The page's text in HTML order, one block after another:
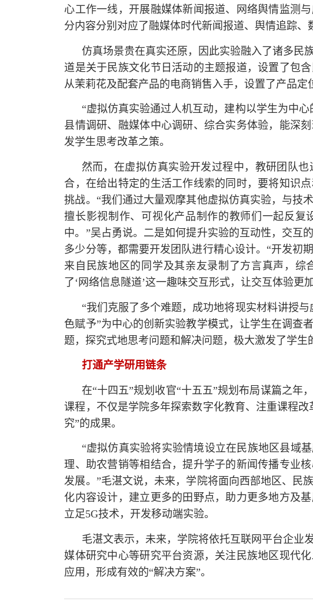
心工作一线，开展融媒体新闻报道、网络舆情监测
分内容分别对应了融媒体时代新闻报道、舆情追踪、
仿真场景贵在真实还原，因此实验融入了诸多民
道是关于民族文化节日活动的主题报道，设置了包
从茉莉花及配套产品的电商销售入手，设置了产品定
“虚拟仿真实验通过人机互动，建构以学生为中
县情调研、融媒体中心调研、综合实务体验，能深
发学生思考改革之策。
然而，在虚拟仿真实验开发过程中，教研团队
合，在给出特定的生活工作线索的同时，要将知识
挑战。“我们通过大量观摩其他虚拟仿真实验，与技
擅长影视制作、可视化产品制作的教师们一起反
中。”吴占勇说。二是如何提升实验的互动性，交互
多少分等，都需要开发团队进行精心设计。“开发初
来自民族地区的同学及其亲友录制了方言真声，
了‘网络信息隧道’这一趣味交互形式，让交互体验更
“我们克服了多个难题，成功地将现实材料讲授
色赋予”为中心的创新实验教学模式，让学生在调查
题，探究式地思考问题和解决问题，极大激发了学生
打通产学研用链条
在“十四五”规划收官“十五五”规划布局谋篇之年
课程，不仅是学院多年探索数字化教育、注重课程
究”的成果。
“虚拟仿真实验将实验情境设立在民族地区县域
理、助农营销等相结合，提升学子的新闻传播专业
发展。”毛湛文说，未来，学院将面向西部地区、民
化内容设计，建立更多的田野点，助力更多地方及
立足5G技术，开发移动端实验。
毛湛文表示，未来，学院将依托互联网平台企业
媒体研究中心等研究平台资源，关注民族地区现代
应用，形成有效的“解决方案”。